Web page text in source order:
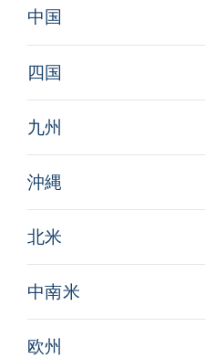
中国
四国
九州
沖縄
北米
中南米
欧州